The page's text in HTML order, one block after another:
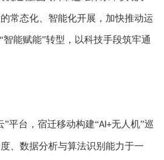
常态化、智能化开展，加快推动运
智能赋能”转型，以科技手段筑牢通
”平台，宿迁移动构建“AI+无人机”巡
、数据分析与算法识别能力于一